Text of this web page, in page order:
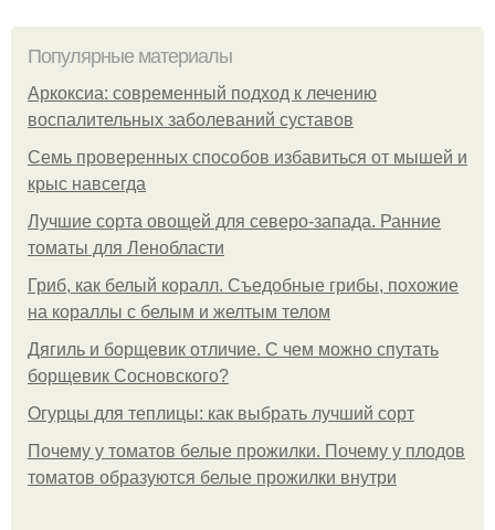
Популярные материалы
Аркоксиа: современный подход к лечению
воспалительных заболеваний суставов
Семь проверенных способов избавиться от мышей и
крыс навсегда
Лучшие сорта овощей для северо-запада. Ранние
томаты для Ленобласти
Гриб, как белый коралл. Съедобные грибы, похожие
на кораллы с белым и желтым телом
Дягиль и борщевик отличие. С чем можно спутать
борщевик Сосновского?
Огурцы для теплицы: как выбрать лучший сорт
Почему у томатов белые прожилки. Почему у плодов
томатов образуются белые прожилки внутри